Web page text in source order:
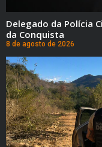
Delegado da Polícia
da Conquista
8 de agosto de 2026